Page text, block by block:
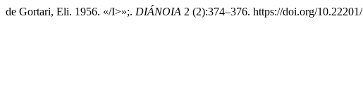
de Gortari, Eli. 1956. «/I>»;. DIÁNOIA 2 (2):374–376. https://doi.org/